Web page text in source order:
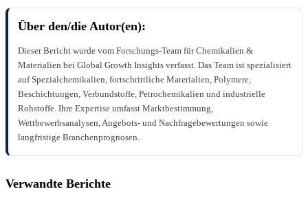
Über den/die Autor(en):
Dieser Bericht wurde vom Forschungs-Team für Chemikalien &
Materialien bei Global Growth Insights verfasst. Das Team ist spezialisiert
auf Spezialchemikalien, fortschrittliche Materialien, Polymere,
Beschichtungen, Verbundstoffe, Petrochemikalien und industrielle
Rohstoffe. Ihre Expertise umfasst Marktbestimmung,
Wettbewerbsanalysen, Angebots- und Nachfragebewertungen sowie
langfristige Branchenprognosen.
Verwandte Berichte